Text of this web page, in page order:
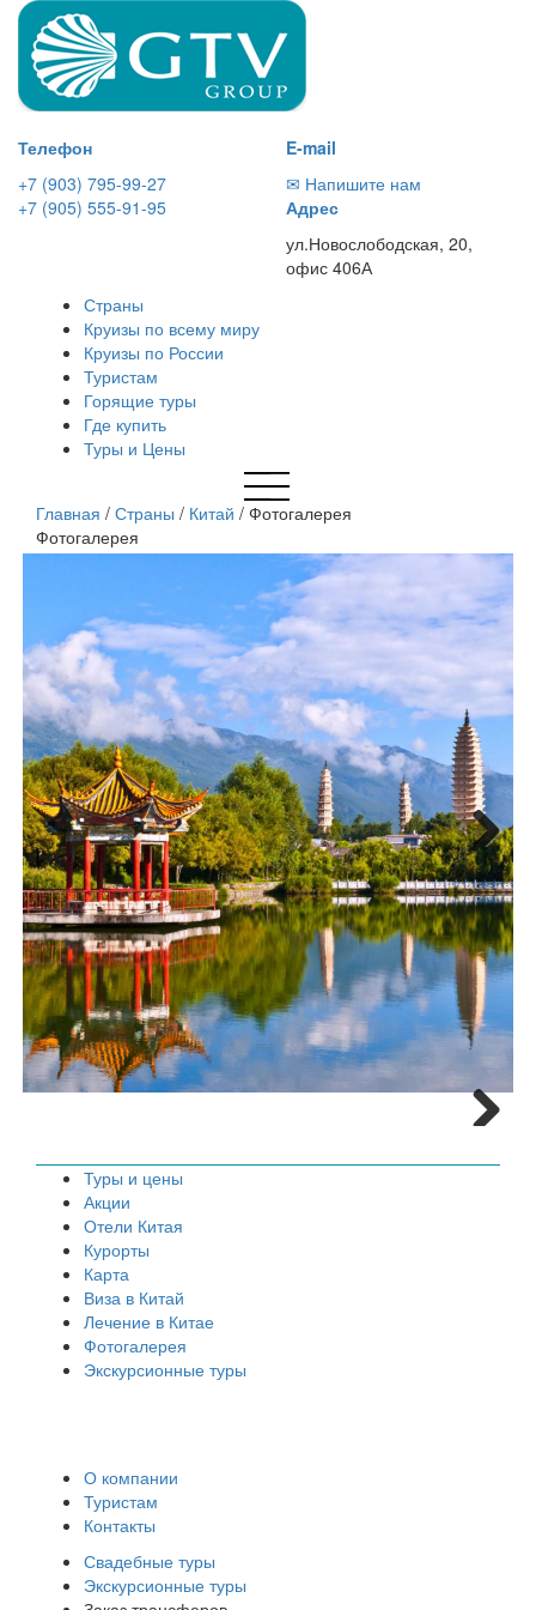
Телефон
+7 (903) 795-99-27
+7 (905) 555-91-95
E-mail
✉ Напишите нам
Адрес
ул.Новослободская, 20,
офис 406А
Страны
Круизы по всему миру
Круизы по России
Туристам
Горящие туры
Где купить
Туры и Цены
Главная / Страны / Китай / Фотогалерея
Фотогалерея
Next
Next
Туры и цены
Акции
Отели Китая
Курорты
Карта
Виза в Китай
Лечение в Китае
Фотогалерея
Экскурсионные туры
О компании
Туристам
Контакты
Свадебные туры
Экскурсионные туры